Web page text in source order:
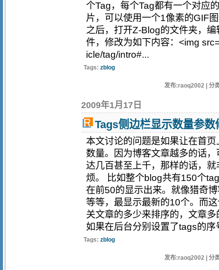
个Tag，每个Tag都有一个对应
片，可以使用一个1像素的
之后，打开Z-Blog的文件夹，
件，修改为如下内容：<img
icle/tag/intro#...
Tags: zblog
发布:raoq2002 | 分
2009年1月17日
Tags侧边栏显示数量参数
本文讨论的问题是如果让在首
数量。因为博客文章越多的话
达几百甚至上千，那样的话，
烦。 比如整个blog共有150个
在前50的显示出来。就像猎奇
等等，最显示最新的10个。而
关文章的多少来排序的，文章
如果在后台分别设置了tags的
Tags: zblog
发布:raoq2002 | 分